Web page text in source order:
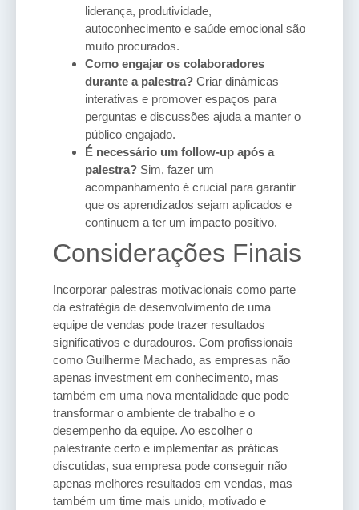
liderança, produtividade,
autoconhecimento e saúde emocional são
muito procurados.
Como engajar os colaboradores
durante a palestra? Criar dinâmicas
interativas e promover espaços para
perguntas e discussões ajuda a manter o
público engajado.
É necessário um follow-up após a
palestra? Sim, fazer um
acompanhamento é crucial para garantir
que os aprendizados sejam aplicados e
continuem a ter um impacto positivo.
Considerações Finais
Incorporar palestras motivacionais como parte
da estratégia de desenvolvimento de uma
equipe de vendas pode trazer resultados
significativos e duradouros. Com profissionais
como Guilherme Machado, as empresas não
apenas investment em conhecimento, mas
também em uma nova mentalidade que pode
transformar o ambiente de trabalho e o
desempenho da equipe. Ao escolher o
palestrante certo e implementar as práticas
discutidas, sua empresa pode conseguir não
apenas melhores resultados em vendas, mas
também um time mais unido, motivado e